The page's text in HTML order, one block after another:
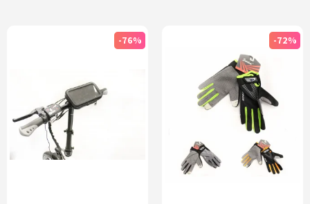
-72%
-76%